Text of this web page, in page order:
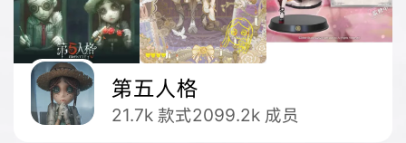
第五人格
21.7k 款式2099.2k 成员